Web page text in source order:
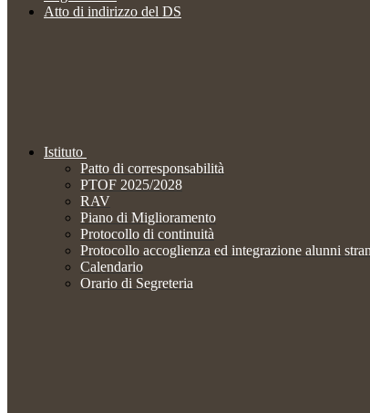
Atto di indirizzo del DS
Istituto
Patto di corresponsabilità
PTOF 2025/2028
RAV
Piano di Miglioramento
Protocollo di continuità
Protocollo accoglienza ed integrazione alunni
Calendario
Orario di Segreteria